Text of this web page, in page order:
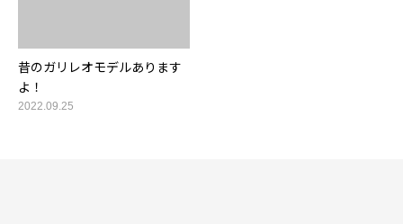
昔のガリレオモデルあります
よ！
2022.09.25